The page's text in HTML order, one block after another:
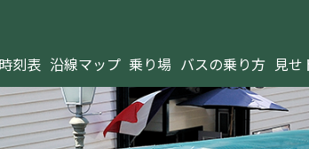
時刻表 沿線マップ 乗り場 バスの乗り方 見せ